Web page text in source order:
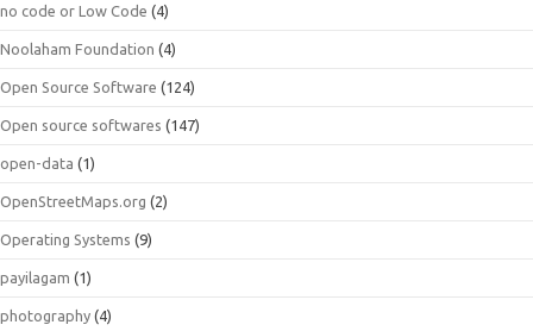
no code or Low Code (4)
Noolaham Foundation (4)
Open Source Software (124)
Open source softwares (147)
open-data (1)
OpenStreetMaps.org (2)
Operating Systems (9)
payilagam (1)
photography (4)